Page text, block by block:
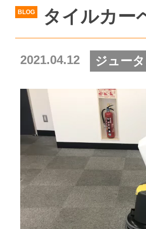
タイルカ
BLOG
2021.04.12 ジュー
動
画
プ
レ